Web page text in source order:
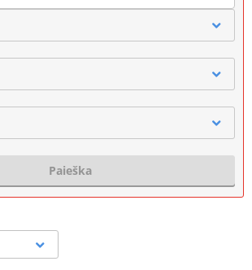
Paieška